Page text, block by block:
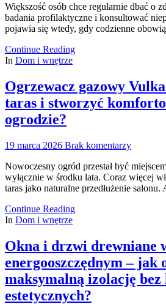
Większość osób chce regularnie dbać o
badania profilaktyczne i konsultować
pojawia się wtedy, gdy codzienne
Continue Reading
In Dom i wnętrze
Ogrzewacz gazowy
taras i stworzyć
ogrodzie?
19 marca 2026 Brak komentarzy
Nowoczesny ogród przestał być
wyłącznie w środku lata. Coraz więcej
taras jako naturalne przedłużenie
Continue Reading
In Dom i wnętrze
Okna i drzwi drewniane
energooszczędnym – jak
maksymalną izolację
estetycznych?